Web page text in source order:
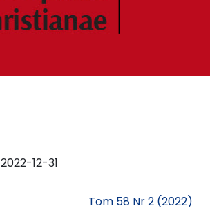
2022-12-31
Tom 58 Nr 2 (2022)